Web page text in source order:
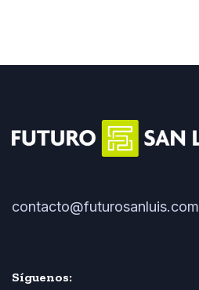
contacto@futurosanluis.com
Síguenos: